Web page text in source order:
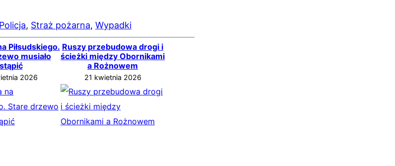
Policja, Straż pożarna, Wypadki
Piłsudskiego.
musiało
2026
Ruszy przebudowa drogi i
ścieżki między Obornikami
a Rożnowem
21 kwietnia 2026